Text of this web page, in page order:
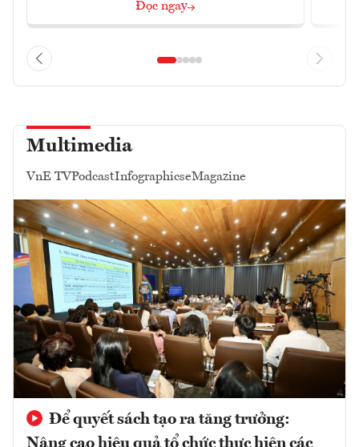
Đọc ngay
Multimedia
VnE TVPodcastInfographicseMagazine
Để quyết sách tạo ra tăng trưởng: